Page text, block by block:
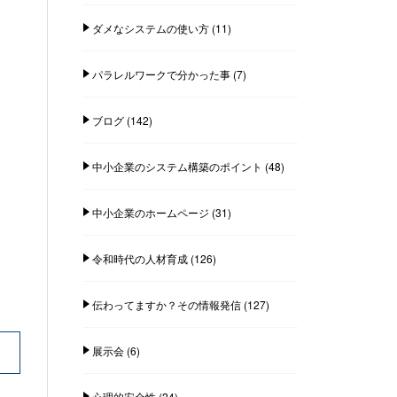
ダメなシステムの使い方(11)
パラレルワークで分かった事(7)
ブログ(142)
中小企業のシステム構築のポイント (48)
中小企業のホームページ (31)
令和時代の人材育成(126)
伝わってますか？その情報発信(127)
展示会(6)